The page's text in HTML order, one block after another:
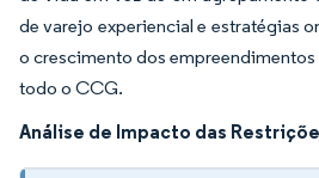
de varejo experiencial e estratégias
o crescimento dos
todo o CCG.
Análise de Impacto das